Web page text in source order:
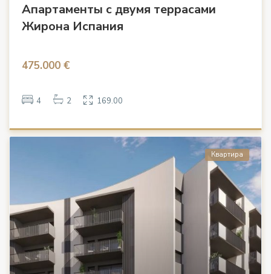
Апартаменты с двумя террасами
Жирона Испания
475.000 €
4 2 169.00
Квартира